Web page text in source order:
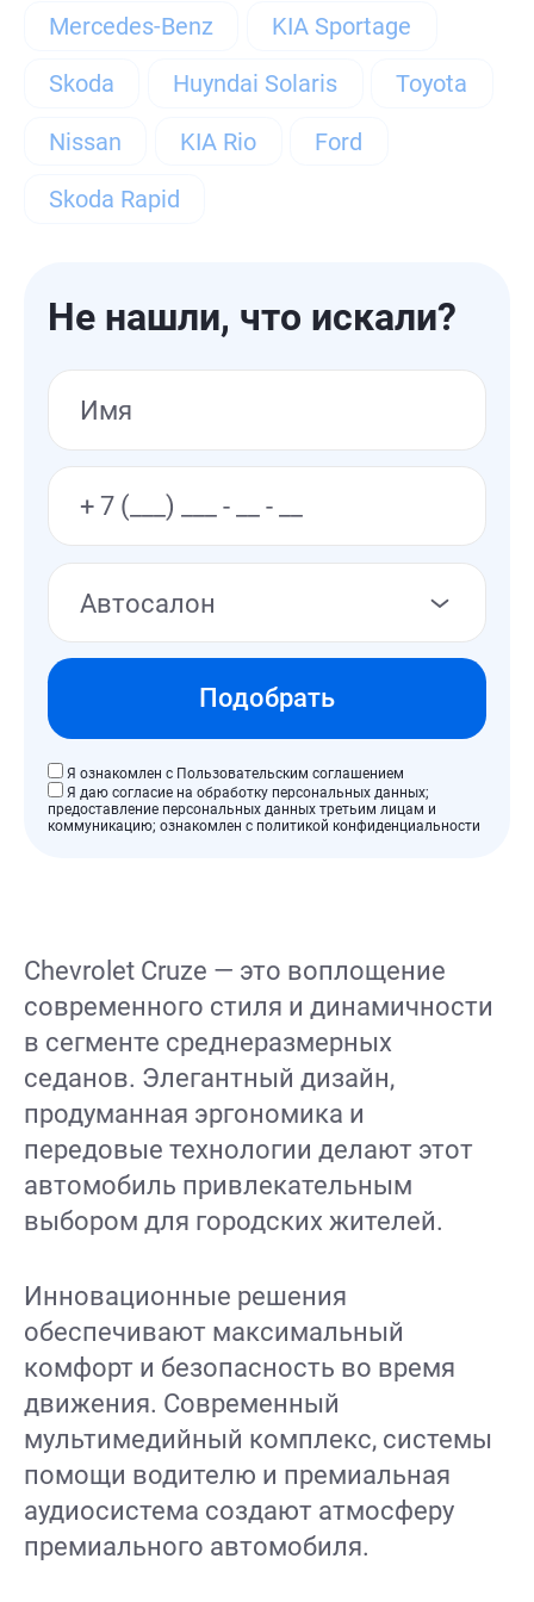
Цвет
Белый Бежевый Черный
Серебряный
Тип двигателя
Тип коробки передач
АКПП
Год выпуска
2017 2018 2019 2020 2021
Mercedes-Benz KIA Sportage
Skoda Huyndai Solaris Toyota
Nissan KIA Rio Ford
Skoda Rapid
Не нашли, что искали?
Автосалон
Подобрать
Я ознакомлен с Пользовательским соглашением
Я даю согласие на обработку персональных данных;
предоставление персональных данных третьим лицам и
коммуникацию; ознакомлен с политикой конфиденциальности
Chevrolet Cruze — это воплощение
современного стиля и динамичности
в сегменте среднеразмерных
седанов. Элегантный дизайн,
продуманная эргономика и
передовые технологии делают этот
автомобиль привлекательным
выбором для городских жителей.
Инновационные решения
обеспечивают максимальный
комфорт и безопасность во время
движения. Современный
мультимедийный комплекс, системы
помощи водителю и премиальная
аудиосистема создают атмосферу
премиального автомобиля.